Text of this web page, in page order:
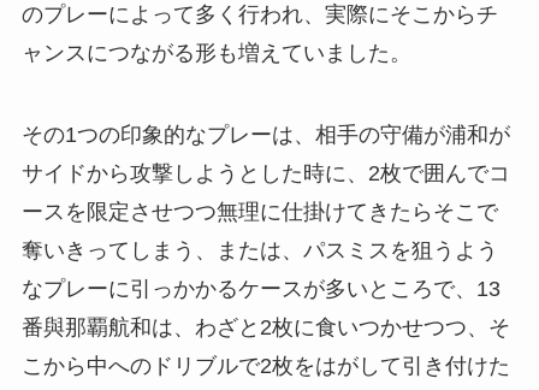
のプレーによって多く行われ、実際にそこからチ
ャンスにつながる形も増えていました。
その1つの印象的なプレーは、相手の守備が浦和が
サイドから攻撃しようとした時に、2枚で囲んでコ
ースを限定させつつ無理に仕掛けてきたらそこで
奪いきってしまう、または、パスミスを狙うよう
なプレーに引っかかるケースが多いところで、13
番與那覇航和は、わざと2枚に食いつかせつつ、そ
こから中へのドリブルで2枚をはがして引き付けた